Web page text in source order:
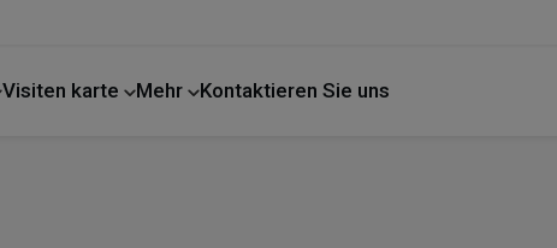
Visiten karte Mehr Kontaktieren Sie uns